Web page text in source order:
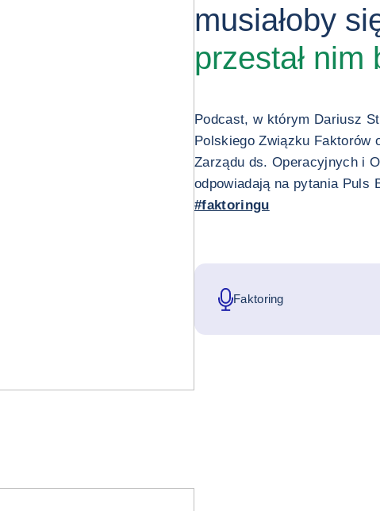
musiałoby
przestał nim
Podcast, w którym Dariusz
Polskiego Związku Faktorów
Zarządu ds. Operacyjnych i
odpowiadają na pytania Puls
#faktoringu
Faktoring